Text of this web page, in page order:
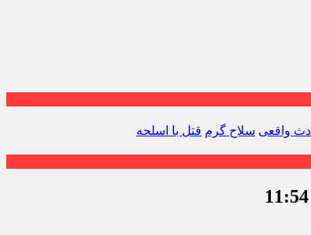
واقعی سلاح گرم قتل با اسلحه